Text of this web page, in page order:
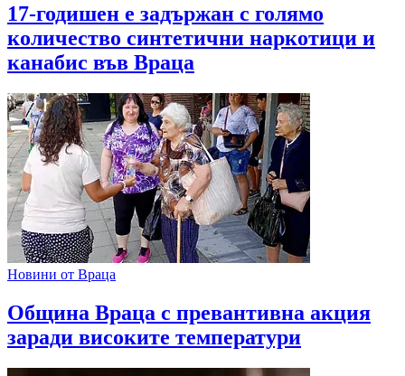
17-годишен е задържан с голямо
количество синтетични наркотици и
канабис във Враца
Новини от Враца
Община Враца с превантивна акция
заради високите температури